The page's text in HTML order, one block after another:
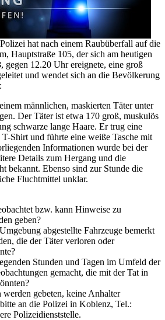
hat nach einem Raubüberfall auf die
Hauptstraße 105, der sich am heutigen
gegen 12.20 Uhr ereignete, eine groß
und wendet sich an die Bevölkerung
männlichen, maskierten Täter unter
Der Täter ist etwa 170 groß, muskulös
schwarze lange Haare. Er trug eine
Shirt und führte eine weiße Tasche mit
Informationen wurde bei der
Details zum Hergang und die
bekannt. Ebenso sind zur Stunde die
Fluchtmittel unklar.
bzw. kann Hinweise zu
geben?
abgestellte Fahrzeuge bemerkt
die der Täter verloren oder
Stunden und Tagen im Umfeld der
gemacht, die mit der Tat in
gebeten, keine Anhalter
an die Polizei in Koblenz, Tel.:
Polizeidienststelle.